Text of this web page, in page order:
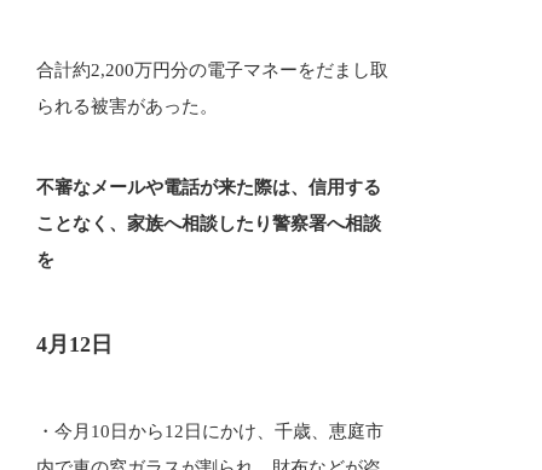
合計約2,200万円分の電子マネーをだまし取
られる被害があった。
不審なメールや電話が来た際は、信用する
ことなく、家族へ相談したり警察署へ相談
を
4月12日
・今月10日から12日にかけ、千歳、恵庭市